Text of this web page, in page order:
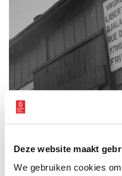
Deze website maakt
We gebruiken cookies
Straatnaambord Vrijheidsstraat in
Wederopbouw